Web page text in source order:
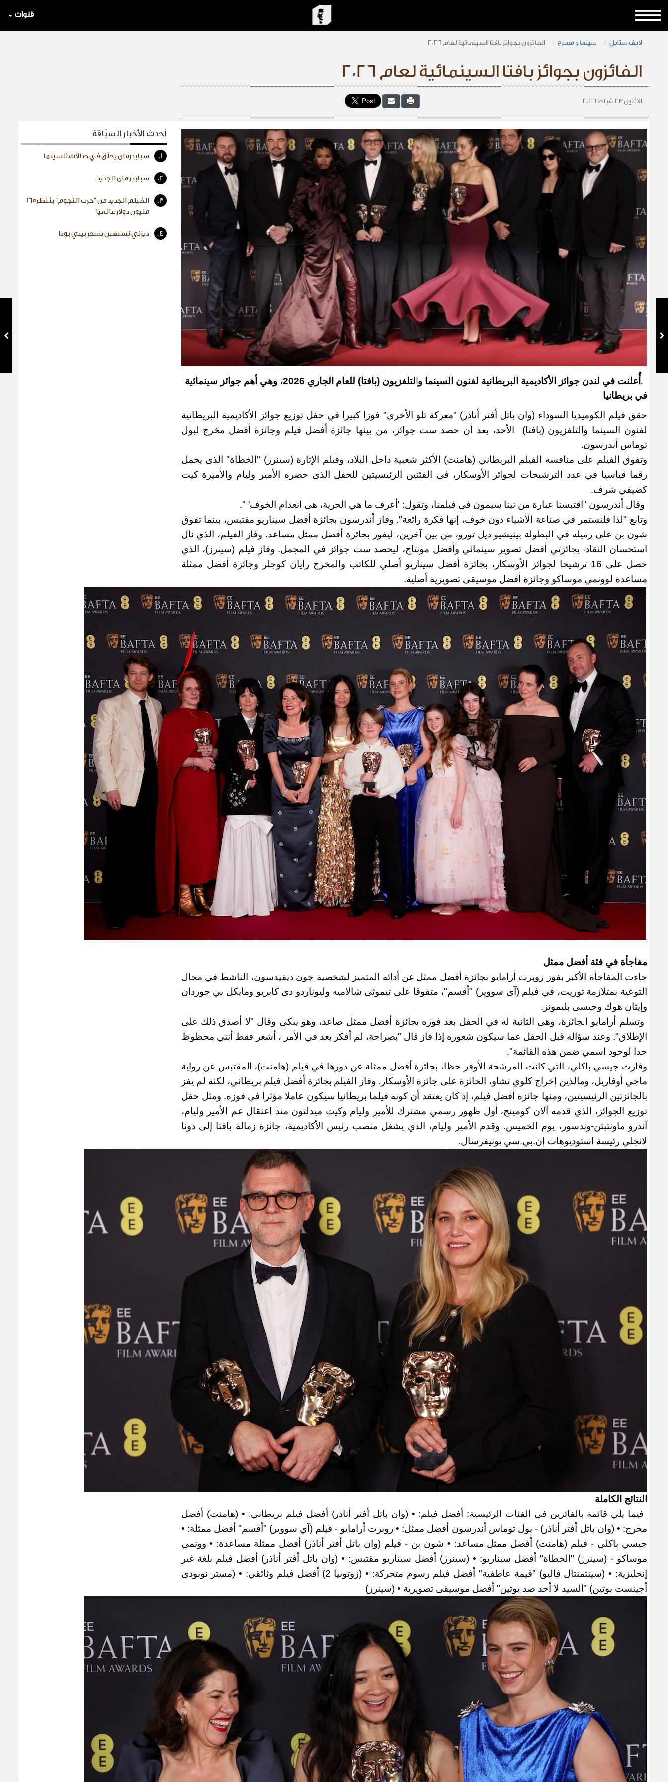
قنوات
لايف ستايل سينما و مسرح الفائزون بجوائز بافتا السينمائية لعام 2026
الفائزون بجوائز بافتا السينمائية لعام 2026
الاثنين 23 شباط 2026
.
أُعلنت في لندن جوائز الأكاديمية البريطانية لفنون السينما والتلفزيون (بافتا) للعام الجاري 2026، وهي أهم جوائز سينمائية
في بريطانيا
حقق فيلم الكوميديا السوداء (وان باتل أفتر أناذر) "معركة تلو الأخرى" فوزا كبيرا في حفل توزيع جوائز الأكاديمية البريطانية
لفنون السينما والتلفزيون (بافتا)
الأحد، بعد أن حصد ست جوائز، من بينها جائزة أفضل فيلم وجائزة أفضل مخرج لبول
توماس أندرسون.
وتفوق الفيلم على منافسه الفيلم البريطاني (هامنت) الأكثر شعبية داخل البلاد، وفيلم الإثارة (سينرز) "الخطاة" الذي يحمل
رقما قياسيا في عدد الترشيحات لجوائز الأوسكار، في الفئتين الرئيسيتين للحفل الذي حضره الأمير وليام والأميرة كيت
كضيفي شرف.
وقال أندرسون "اقتبسنا عبارة من نينا سيمون في فيلمنا، وتقول: 'أعرف ما هي الحرية، هي انعدام الخوف' ".
وتابع "لذا فلنستمر في صناعة الأشياء دون خوف، إنها فكرة رائعة". وفاز أندرسون بجائزة أفضل سيناريو مقتبس، بينما تفوق
شون بن على زميله في البطولة بينيشيو ديل تورو، من بين آخرين، ليفوز بجائزة أفضل ممثل مساعد. وفاز الفيلم، الذي نال
استحسان النقاد، بجائزتي أفضل تصوير سينمائي وأفضل مونتاج، ليحصد ست جوائز في المجمل. وفاز فيلم (سينرز)، الذي
حصل على 16 ترشيحا لجوائز الأوسكار، بجائزة أفضل سيناريو أصلي للكاتب والمخرج رايان كوجلر وجائزة أفضل ممثلة
مساعدة لوونمي موساكو وجائزة أفضل موسيقى تصويرية أصلية.
مفاجأة في فئة أفضل ممثل
جاءت المفاجأة الأكبر بفوز روبرت أرامايو بجائزة أفضل ممثل عن أدائه المتميز لشخصية جون ديفيدسون، الناشط في مجال
التوعية بمتلازمة توريت، في فيلم (آي سووير) "أقسم"، متفوقا على تيموثي شالاميه وليوناردو دي كابريو ومايكل بي جوردان
وإيثان هوك وجيسي بليمونز .
وتسلم أرامايو الجائزة، وهي الثانية له في الحفل بعد فوزه بجائزة أفضل ممثل صاعد، وهو يبكي وقال "لا أصدق ذلك على
الإطلاق". وعند سؤاله قبل الحفل عما سيكون شعوره إذا فاز قال "بصراحة، لم أفكر بعد في الأمر ، أشعر فقط أنني محظوظ
جدا لوجود اسمي ضمن هذه القائمة".
وفازت جيسي باكلي، التي كانت المرشحة الأوفر حظا، بجائزة أفضل ممثلة عن دورها في فيلم (هامنت)، المقتبس عن رواية
ماجي أوفاريل، ومالذين إخراج كلوي تشاو، الحائزة على جائزة الأوسكار. وفاز الفيلم بجائزة أفضل فيلم بريطاني، لكنه لم يفز
بالجائزتين الرئيسيتين، ومنها جائزة أفضل فيلم، إذ كان يعتقد أن كونه فيلما بريطانيا سيكون عاملا مؤثرا في فوزه. ومثل حفل
توزيع الجوائز، الذي قدمه آلان كومينج، أول ظهور رسمي مشترك للأمير وليام وكيت ميدلتون منذ اعتقال عم الأمير وليام،
آندرو ماونتبتن-وندسور، يوم الخميس. وقدم الأمير وليام، الذي يشغل منصب رئيس الأكاديمية، جائزة زمالة بافتا إلى دونا
لانجلي رئيسة استوديوهات إن.بي.سي يونيفرسال.
النتائج الكاملة
فيما يلي قائمة بالفائزين في الفئات الرئيسية: أفضل فيلم: • (وان باتل أفتر أناذر) أفضل فيلم بريطاني: • (هامنت) أفضل
مخرج: • (وان باتل أفتر أناذر) - بول توماس أندرسون أفضل ممثل: • روبرت أرامايو - فيلم (آي سووير) "أقسم" أفضل ممثلة: •
جيسي باكلي - فيلم (هامنت) أفضل ممثل مساعد: • شون بن - فيلم (وان باتل أفتر أناذر) أفضل ممثلة مساعدة: • وونمي
موساكو - (سينرز) "الخطاة" أفضل سيناريو: • (سينرز) أفضل سيناريو مقتبس: • (وان باتل أفتر أناذر) أفضل فيلم بلغة غير
إنجليزية: • (سينتمنتال فاليو) "قيمة عاطفية" أفضل فيلم رسوم متحركة: • (زوتوبيا 2) أفضل فيلم وثائقي: • (مستر نوبودي
أجينست بوتين) "السيد لا أحد ضد بوتين" أفضل موسيقى تصويرية • (سينرز)
أحدث الأخبار السبّاقة
1. سبايدرمان يحلّق في صالات السينما
2. سبايدر مان الجديد
3.
الفيلم الجديد من "حرب النجوم" ينتظر165
مليون دولار عالميا
4. ديزني تستعين بسحر بيبي يودا